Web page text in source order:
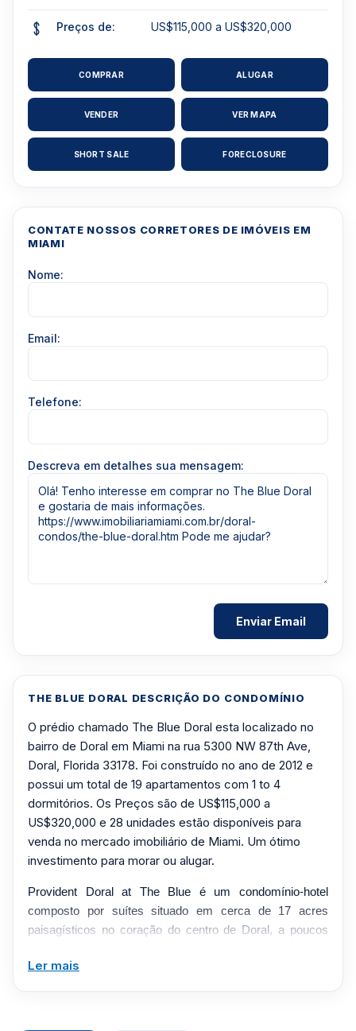
Preços de: US$115,000 a US$320,000
COMPRAR ALUGAR
VENDER VER MAPA
SHORT SALE FORECLOSURE
THE BLUE DORAL DESCRIÇÃO DO CONDOMÍNIO
O prédio chamado The Blue Doral esta localizado no
bairro de Doral em Miami na rua 5300 NW 87th Ave,
Doral, Florida 33178. Foi construído no ano de 2012 e
possui um total de 19 apartamentos com 1 to 4
dormitórios. Os Preços são de US$115,000 a
US$320,000 e 28 unidades estão disponíveis para
venda no mercado imobiliário de Miami. Um ótimo
investimento para morar ou alugar.
Provident Doral at The Blue é um condomínio-hotel
composto por suítes situado em cerca de 17 acres
paisagísticos no coração do centro de Doral, a poucos
campo de golfe profissional "Blue Monster" no Trump
Ler mais
CONTATE NOSSOS CORRETORES DE IMÓVEIS EM
MIAMI
Nome:
Email:
Telefone:
Descreva em detalhes sua mensagem: